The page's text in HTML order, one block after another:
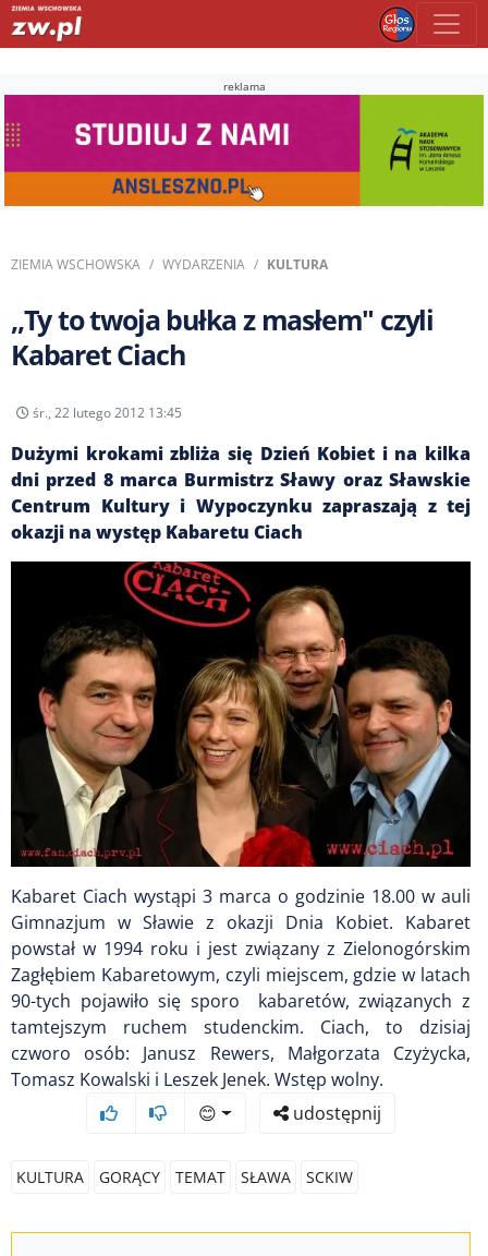
reklama
ZIEMIA WSCHOWSKA WYDARZENIA KULTURA
,,Ty to twoja bułka z masłem" czyli
Kabaret Ciach
śr., 22 lutego 2012 13:45
Dużymi krokami zbliża się Dzień Kobiet i na kilka
dni przed 8 marca Burmistrz Sławy oraz Sławskie
Centrum Kultury i Wypoczynku zapraszają z tej
okazji na występ Kabaretu Ciach
Kabaret Ciach wystąpi 3 marca o godzinie 18.00 w auli
Gimnazjum w Sławie z okazji Dnia Kobiet. Kabaret
powstał w 1994 roku i jest związany z Zielonogórskim
Zagłębiem Kabaretowym, czyli miejscem, gdzie w latach
90-tych pojawiło się sporo kabaretów, związanych z
tamtejszym ruchem studenckim. Ciach, to dzisiaj
czworo osób: Janusz Rewers, Małgorzata Czyżycka,
Tomasz Kowalski i Leszek Jenek. Wstęp wolny.
😊
udostępnij
KULTURA GORĄCY TEMAT SŁAWA SCKIW